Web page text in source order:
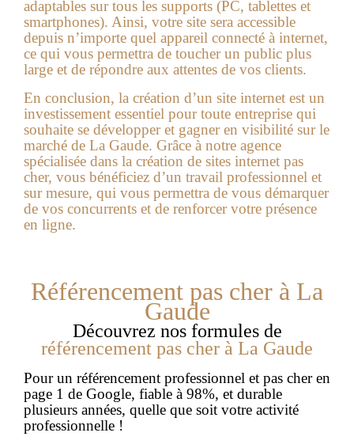
adaptables sur tous les supports (PC, tablettes et
smartphones). Ainsi, votre site sera accessible
depuis n’importe quel appareil connecté à internet,
ce qui vous permettra de toucher un public plus
large et de répondre aux attentes de vos clients.
En conclusion, la création d’un site internet est un
investissement essentiel pour toute entreprise qui
souhaite se développer et gagner en visibilité sur le
marché de La Gaude. Grâce à notre agence
spécialisée dans la création de sites internet pas
cher, vous bénéficiez d’un travail professionnel et
sur mesure, qui vous permettra de vous démarquer
de vos concurrents et de renforcer votre présence
en ligne.
Référencement pas cher à La
Gaude
Découvrez nos formules de
référencement pas cher à La Gaude
Pour un référencement professionnel et pas cher en
page 1 de Google, fiable à 98%, et durable
plusieurs années, quelle que soit votre activité
professionnelle !